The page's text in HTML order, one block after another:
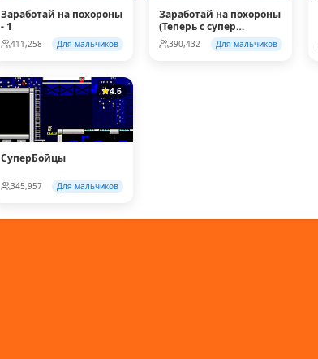
Заработай на похороны
- 1
411,258 Для мальчиков
Заработай на похороны
(Теперь с супер
колесом!)
390,432 Для мальчиков
4.6
СуперБойцы
345,957 Для мальчиков